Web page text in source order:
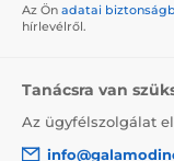
Az Ön adatai
hírlevélről.
Tanácsra van
Az ügyfélszolgálat